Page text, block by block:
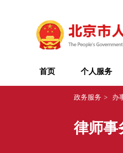
首页 个人服务
政务服务 > 办
律师事